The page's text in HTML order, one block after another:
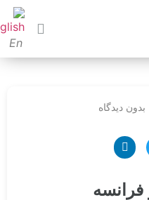
En
دیدگاه